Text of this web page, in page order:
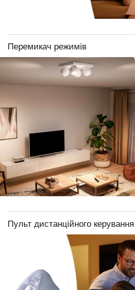
Перемикач режимів
Пульт дистанційного керування